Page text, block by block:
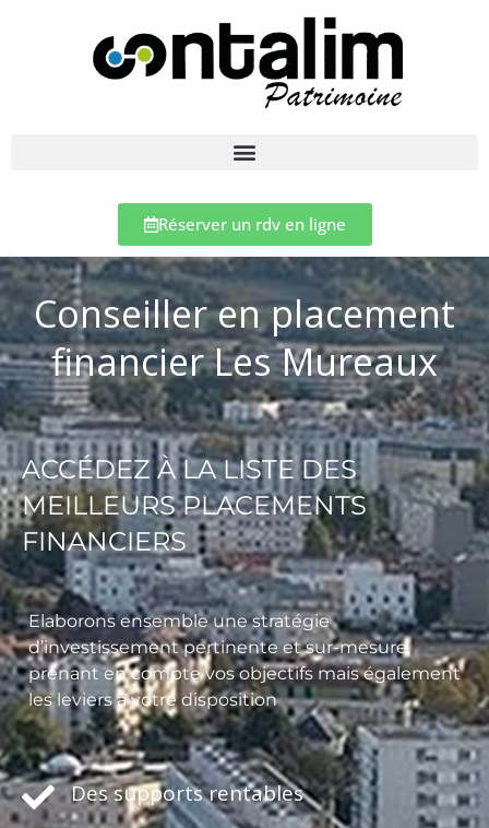
Réserver un rdv en ligne
Conseiller en placement
financier Les Mureaux
ACCÉDEZ À LA LISTE DES
MEILLEURS PLACEMENTS
FINANCIERS
Elaborons ensemble une stratégie
d’investissement pertinente et sur-mesure,
prenant en compte vos objectifs mais également
les leviers à votre disposition
Des supports rentables